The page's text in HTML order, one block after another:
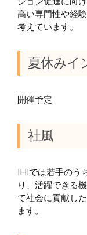
高い専門性や経
考えています。
夏休みイ
開催予定
社風
IHIでは若手のう
り、活躍できる
て社会に貢献し
ます。